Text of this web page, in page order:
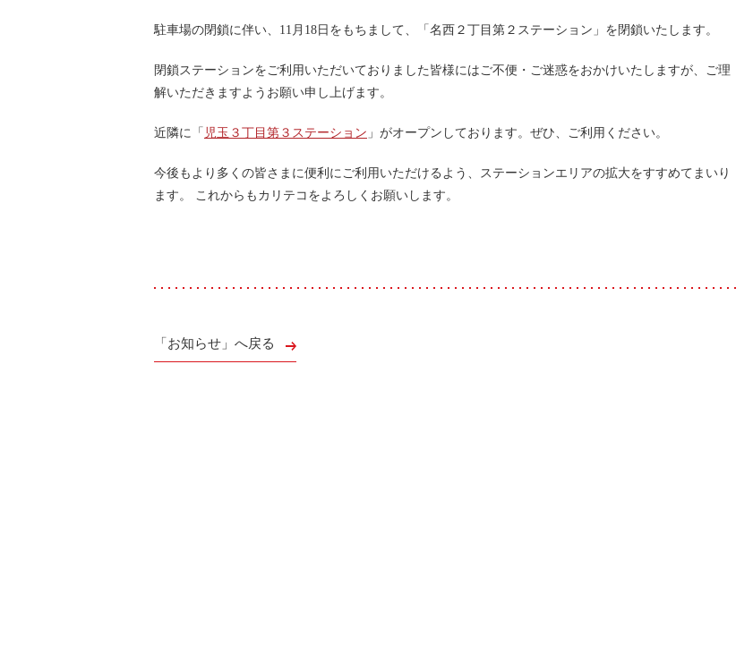
駐車場の閉鎖に伴い、11月18日をもちまして、「名西２丁目第２ステーション」を閉鎖いたします。
閉鎖ステーションをご利用いただいておりました皆様にはご不便・ご迷惑をおかけいたしますが、ご理
解いただきますようお願い申し上げます。
近隣に「 児玉３丁目第３ステーション 」がオープンしております。ぜひ、ご利用ください。
今後もより多くの皆さまに便利にご利用いただけるよう、ステーションエリアの拡大をすすめてまいり
ます。 これからもカリテコをよろしくお願いします。
「お知らせ」へ戻る